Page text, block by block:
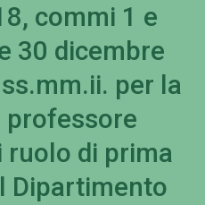
commi 1 e
30 dicembre
per la
professore
ruolo di prima
Dipartimento